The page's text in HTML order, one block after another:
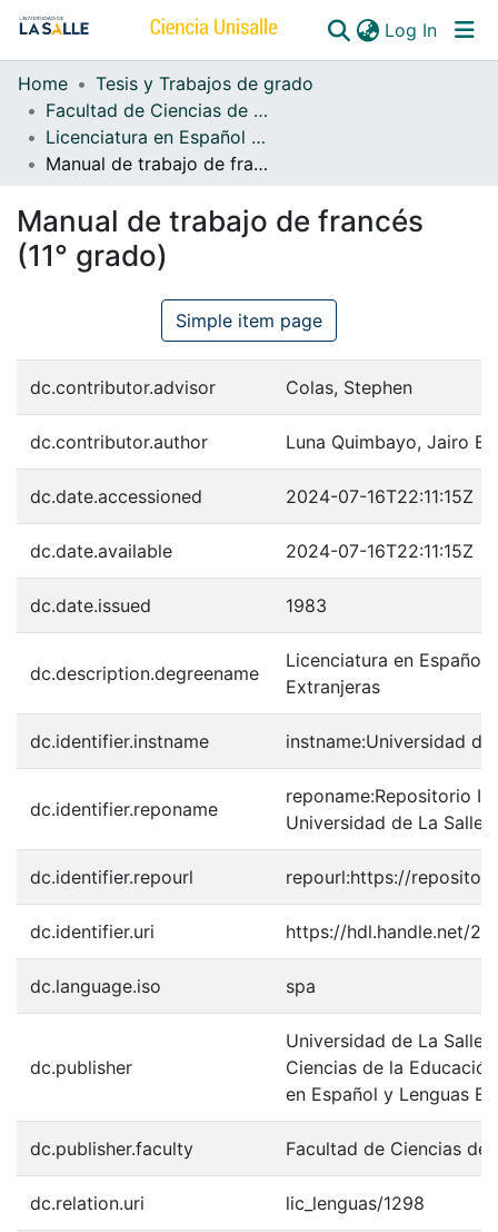
Log In
Communities & Collections
All of DSpace
Home
Tesis y Trabajos de grado
Facultad de Ciencias de la Educación
Licenciatura en Español y Lenguas Extranjeras
Manual de trabajo de francés (11° grado)
Manual de trabajo de francés
(11° grado)
Simple item page
dc.contributor.advisor Colas, Stephen
dc.contributor.author Luna Quimbayo, Jairo
dc.date.accessioned 2024-07-16T22:11:15Z
dc.date.available 2024-07-16T22:11:15Z
dc.date.issued 1983
dc.description.degreename
Licenciatura en Español
Extranjeras
dc.identifier.instname instname:Universidad de
dc.identifier.reponame
reponame:Repositorio
Universidad de La Salle
dc.identifier.repourl repourl:https://
dc.identifier.uri https://hdl.handle.net/
dc.language.iso spa
dc.publisher
Universidad de La Salle.
Ciencias de la
en Español y Lenguas
dc.publisher.faculty Facultad de Ciencias de
dc.relation.uri lic_lenguas/1298